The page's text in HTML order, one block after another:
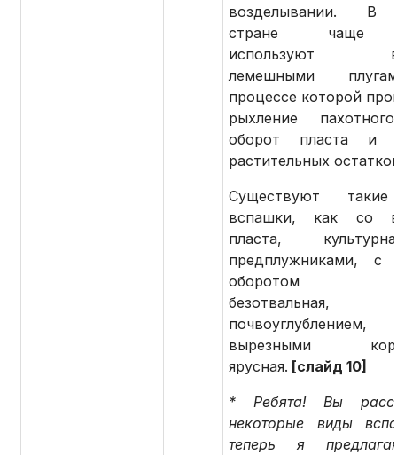
возделывании. В
стране чаще
используют
лемешными
процессе которой
рыхление
оборот пласта и
растительных
Существуют
вспашки, как со
пласта,
предплужниками, с
оборотом
вырезными
ярусная. [слайд 10]
* Ребята! Вы
некоторые виды
теперь я